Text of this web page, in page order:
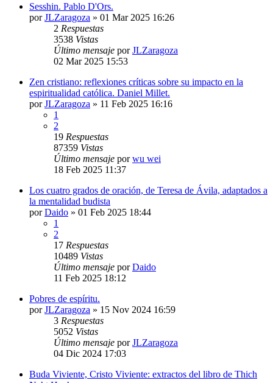
Sesshin. Pablo D'Ors.
porJLZaragoza » 01 Mar 2025 16:26
2 Respuestas
3538 Vistas
Último mensaje porJLZaragoza
02 Mar 2025 15:53
Zen cristiano: reflexiones críticas sobre su impacto en la
espiritualidad católica. Daniel Millet.
porJLZaragoza » 11 Feb 2025 16:16
1
2
19 Respuestas
87359 Vistas
Último mensaje porwu wei
18 Feb 2025 11:37
Los cuatro grados de oración, de Teresa de Ávila, adaptados a
la mentalidad budista
porDaido » 01 Feb 2025 18:44
1
2
17 Respuestas
10489 Vistas
Último mensaje porDaido
11 Feb 2025 18:12
Pobres de espíritu.
porJLZaragoza » 15 Nov 2024 16:59
3 Respuestas
5052 Vistas
Último mensaje porJLZaragoza
04 Dic 2024 17:03
Buda Viviente, Cristo Viviente: extractos del libro de Thich